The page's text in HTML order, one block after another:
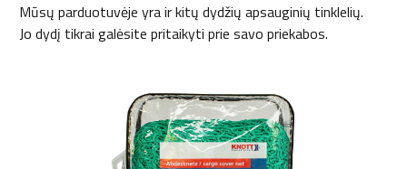
Mūsų parduotuvėje yra ir kitų dydžių apsauginių tinklelių.
Jo dydį tikrai galėsite pritaikyti prie savo priekabos.